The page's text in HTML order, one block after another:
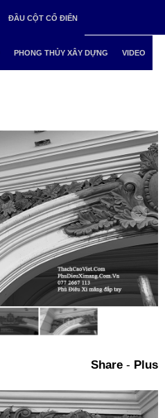
ĐẦU CỘT CỔ ĐIỂN
PHONG THỦY XÂY DỰNG VIDEO
Share - Plus